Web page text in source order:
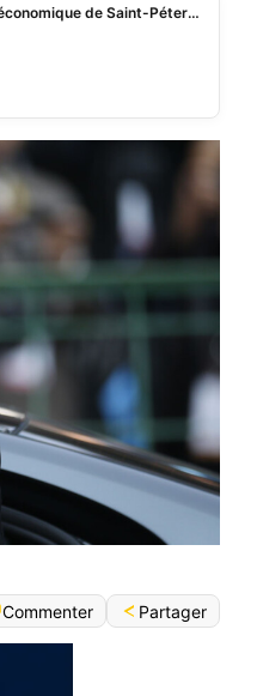
Le Président zimbabwéen annoncé au Forum économique de Saint-Pétersbourg
Commenter Partager